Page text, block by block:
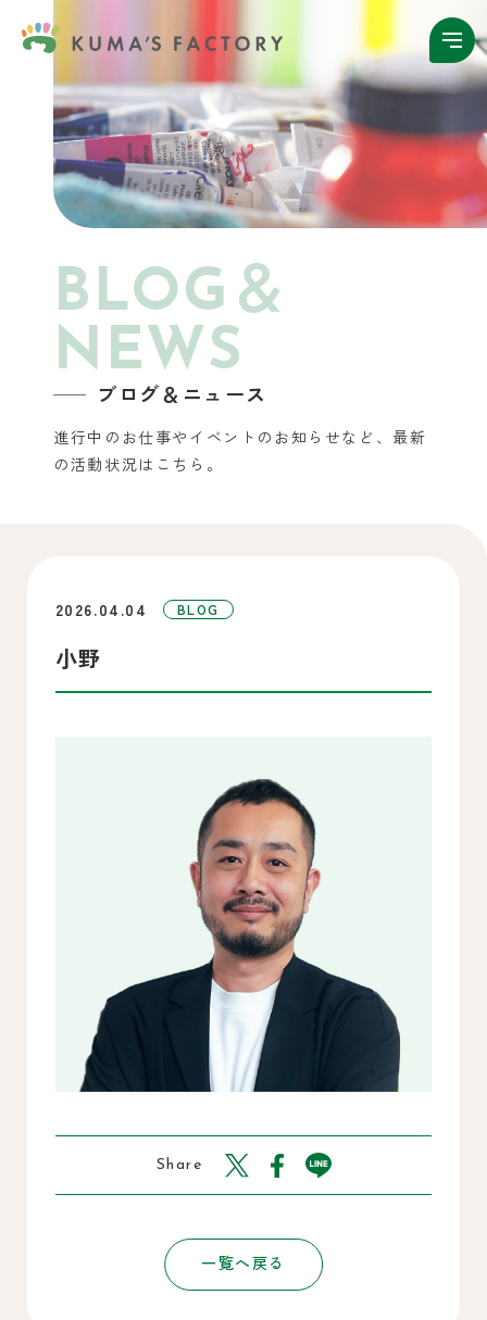
BLOG＆
NEWS
ブログ＆ニュース
進行中のお仕事やイベントのお知らせなど、 最新
の活動状況はこちら。
2026.04.04 BLOG
小野
Share
一覧へ戻る